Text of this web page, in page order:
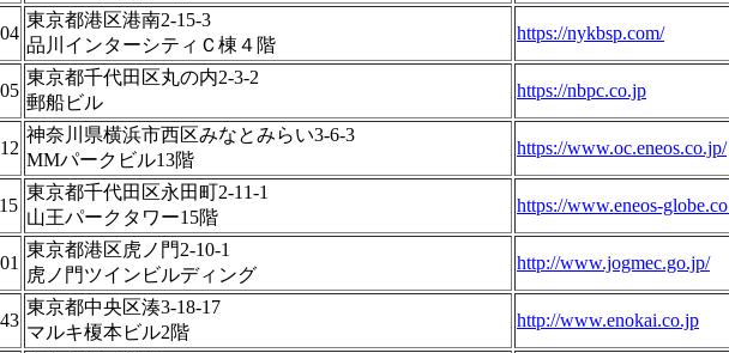
東京都港区港南2-15-3
品川インターシティＣ棟４階
https://nykbsp.com/
東京都千代田区丸の内2-3-2
郵船ビル
https://nbpc.co.jp
神奈川県横浜市西区みなとみらい3-6-3
MMパークビル13階
https://www.oc.eneos.co.jp/
東京都千代田区永田町2-11-1
山王パークタワー15階
https://www.eneos-
東京都港区虎ノ門2-10-1
虎ノ門ツインビルディング
http://www.jogmec.go.jp/
東京都中央区湊3-18-17
マルキ榎本ビル2階
http://www.enokai.co.jp